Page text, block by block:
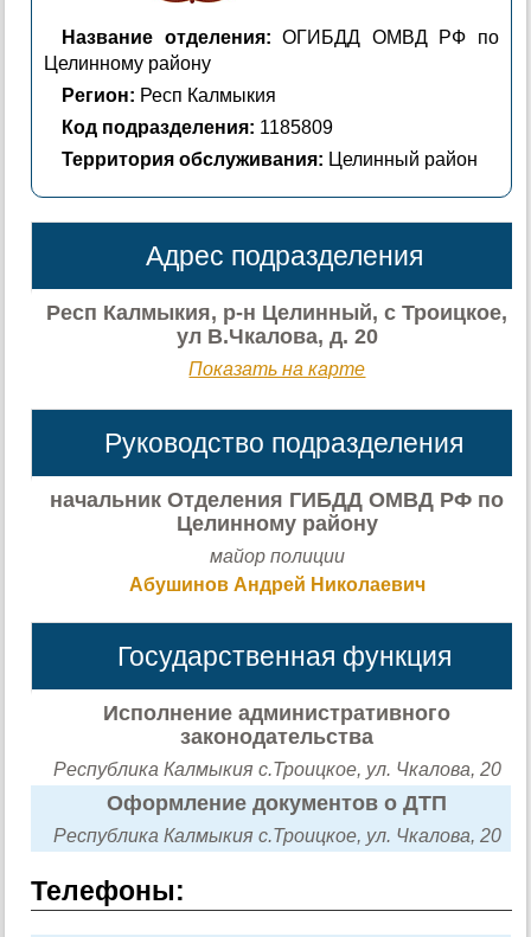
Название отделения: ОГИБДД ОМВД РФ по
Целинному району
Регион: Респ Калмыкия
Код подразделения: 1185809
Территория обслуживания: Целинный район
Адрес подразделения
Респ Калмыкия, р-н Целинный, с Троицкое,
ул В.Чкалова, д. 20
Показать на карте
Руководство подразделения
начальник Отделения ГИБДД ОМВД РФ по
Целинному району
майор полиции
Абушинов Андрей Николаевич
Государственная функция
Исполнение административного
законодательства
Республика Калмыкия с.Троицкое, ул. Чкалова, 20
Оформление документов о ДТП
Республика Калмыкия с.Троицкое, ул. Чкалова, 20
Телефоны: